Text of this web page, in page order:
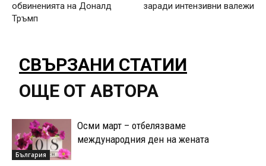
обвиненията на Доналд
Тръмп
заради интензивни валежи
СВЪРЗАНИ СТАТИИ
ОЩЕ ОТ АВТОРА
България
Осми март – отбелязваме
международния ден на жената